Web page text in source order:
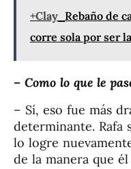
+Clay Rebaño de
corre sola por ser
– Como lo que le
– Sí, eso fue más
determinante. Rafa
lo logre
de la manera que